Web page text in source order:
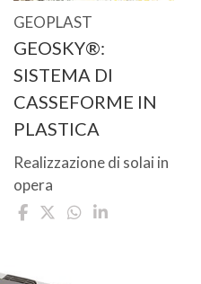
GEOPLAST
GEOSKY®:
SISTEMA DI
CASSEFORME IN
PLASTICA
Realizzazione di solai in
opera